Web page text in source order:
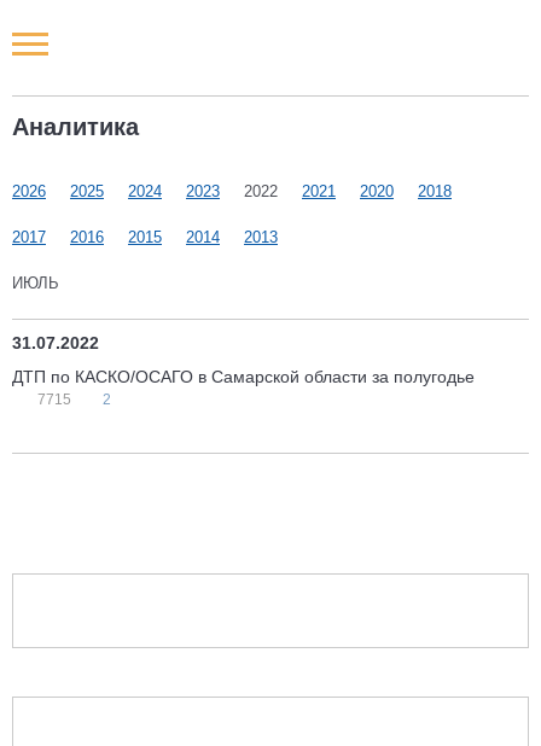
Аналитика
2026 2025 2024 2023 2022 2021 2020 2018
2017 2016 2015 2014 2013
ИЮЛЬ
31.07.2022
ДТП по КАСКО/ОСАГО в Самарской области за полугодье
7715 2
Новости РФ
Наши мероприятия
Статьи